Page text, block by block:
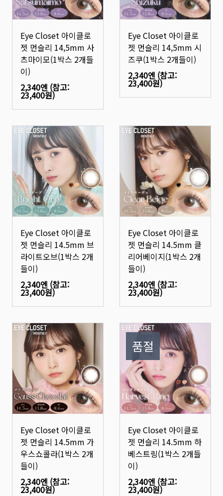
Eye Closet 아이클로
젯 먼슬리 14,5mm 사
츠마이모(1박스 2개들
이)
2,340엔 (참고:
23,400원)
Eye Closet 아이클로
젯 먼슬리 14,5mm 시
즈쿠(1박스 2개들이)
2,340엔 (참고:
23,400원)
Eye Closet 아이클로
젯 먼슬리 14.5mm 브
라이트오브(1박스 2개
들이)
2,340엔 (참고:
23,400원)
Eye Closet 아이클로
젯 먼슬리 14.5mm 클
리어베이지(1박스 2개
들이)
2,340엔 (참고:
23,400원)
Eye Closet 아이클로
젯 먼슬리 14.5mm 가
우스쇼콜라(1박스 2개
들이)
2,340엔 (참고:
23,400원)
품절
Eye Closet 아이클로
젯 먼슬리 14.5mm 하
베스트링(1박스 2개들
이)
2,340엔 (참고:
23,400원)